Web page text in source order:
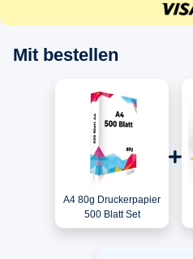
Mit bestellen
A4 80g Druckerpapier
500 Blatt Set